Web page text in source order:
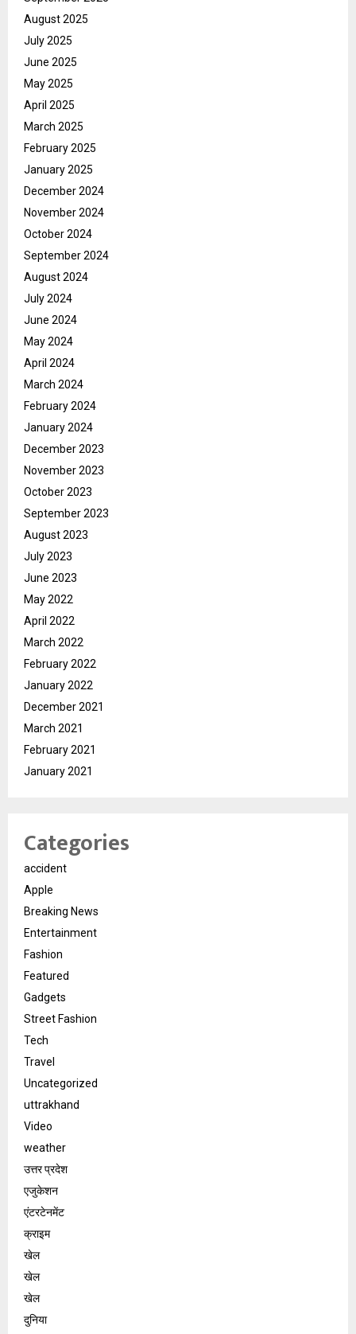
August 2025
July 2025
June 2025
May 2025
April 2025
March 2025
February 2025
January 2025
December 2024
November 2024
October 2024
September 2024
August 2024
July 2024
June 2024
May 2024
April 2024
March 2024
February 2024
January 2024
December 2023
November 2023
October 2023
September 2023
August 2023
July 2023
June 2023
May 2022
April 2022
March 2022
February 2022
January 2022
December 2021
March 2021
February 2021
January 2021
Categories
accident
Apple
Breaking News
Entertainment
Fashion
Featured
Gadgets
Street Fashion
Tech
Travel
Uncategorized
uttrakhand
Video
weather
उत्तर प्रदेश
एजुकेशन
एंटरटेनमेंट
क्राइम
खेल
खेल
खेल
दुनिया